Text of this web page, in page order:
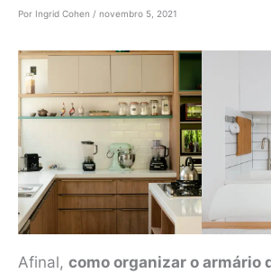
Por Ingrid Cohen / novembro 5, 2021
Afinal, como organizar o armário